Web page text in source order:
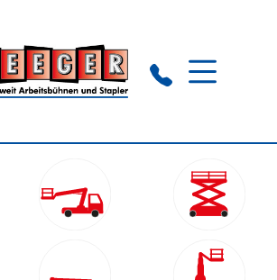
Nagold:+49 (0) 74 52 - 837 112